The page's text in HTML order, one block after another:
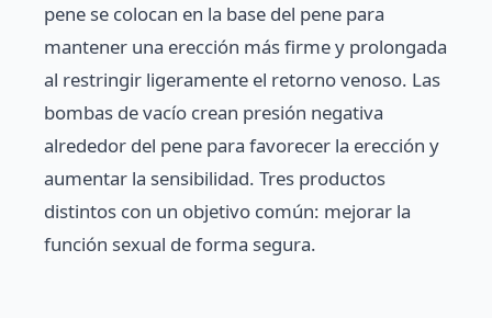
pene se colocan en la base del pene para
mantener una erección más firme y prolongada
al restringir ligeramente el retorno venoso. Las
bombas de vacío crean presión negativa
alrededor del pene para favorecer la erección y
aumentar la sensibilidad. Tres productos
distintos con un objetivo común: mejorar la
función sexual de forma segura.